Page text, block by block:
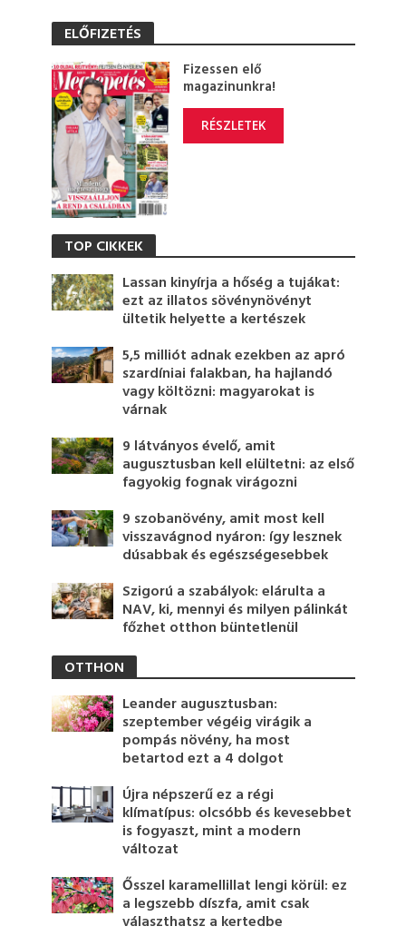
ELŐFIZETÉS
Fizessen elő
magazinunkra!
RÉSZLETEK
TOP CIKKEK
Lassan kinyírja a hőség a tujákat:
ezt az illatos sövénynövényt
ültetik helyette a kertészek
5,5 milliót adnak ezekben az apró
szardíniai falakban, ha hajlandó
vagy költözni: magyarokat is
várnak
9 látványos évelő, amit
augusztusban kell elültetni: az első
fagyokig fognak virágozni
9 szobanövény, amit most kell
visszavágnod nyáron: így lesznek
dúsabbak és egészségesebbek
Szigorú a szabályok: elárulta a
NAV, ki, mennyi és milyen pálinkát
főzhet otthon büntetlenül
OTTHON
Leander augusztusban:
szeptember végéig virágik a
pompás növény, ha most
betartod ezt a 4 dolgot
Újra népszerű ez a régi
klímatípus: olcsóbb és kevesebbet
is fogyaszt, mint a modern
változat
Ősszel karamellillat lengi körül: ez
a legszebb díszfa, amit csak
választhatsz a kertedbe